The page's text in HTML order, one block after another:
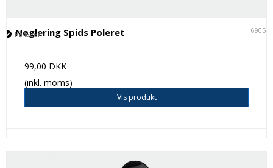
Nøglering Spids Poleret 69051
På lager
99,00 DKK
(inkl. moms)
Vis produkt